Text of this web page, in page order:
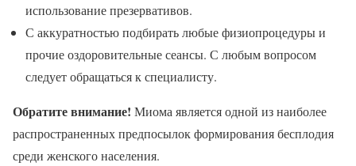
использование презервативов.
С аккуратностью подбирать любые физиопроцедуры и
прочие оздоровительные сеансы. С любым вопросом
следует обращаться к специалисту.
Обратите внимание! Миома является одной из наиболее
распространенных предпосылок формирования бесплодия
среди женского населения.